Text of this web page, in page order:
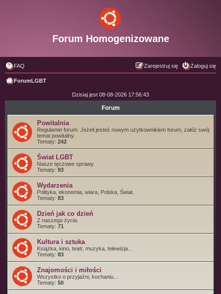
Forum Homogenizowane
FAQ Zaloguj się
Zarejestruj się
ForumLGBT
Dzisiaj jest 08-08-2026 17:56:43
Forum
Powitalnia
Regulamin forum. Jeżeli jesteś nowym użytkownikiem forum, załóż swój
temat powitalny.
Tematy: 242
Świat LGBT
Nasze tęczowe sprawy.
Tematy: 93
Wydarzenia
Polityka, ekonomia, wiara, Polska, Świat.
Tematy: 83
Dzień jak co dzień
Z naszego życia.
Tematy: 71
Kultura i sztuka
Książka, kino, teatr, muzyka, telewizja...
Tematy: 83
Znajomości i miłości
Wszystko o przyjaźni, kochaniu...
Tematy: 50